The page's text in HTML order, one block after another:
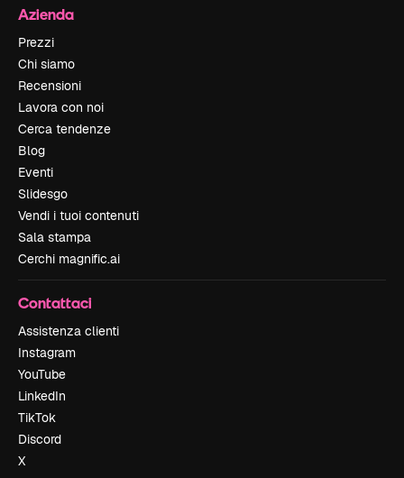
Azienda
Prezzi
Chi siamo
Recensioni
Lavora con noi
Cerca tendenze
Blog
Eventi
Slidesgo
Vendi i tuoi contenuti
Sala stampa
Cerchi magnific.ai
Contattaci
Assistenza clienti
Instagram
YouTube
LinkedIn
TikTok
Discord
X